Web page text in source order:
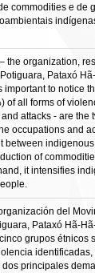
e
organization,
Pataxó
to notice
all forms of
attacks - are
occupations and
of
it intensifies
del
Pataxó Hã-
grupos
principales